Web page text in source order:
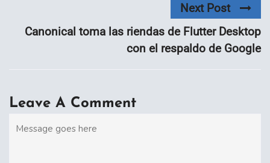
Next Post
Canonical toma las riendas de Flutter Desktop
con el respaldo de Google
Leave A Comment